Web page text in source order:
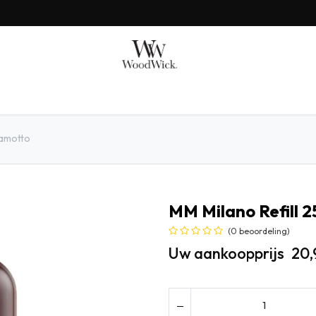
MM Milano Refill
(0 beoordeling)
Uw aankoopprijs